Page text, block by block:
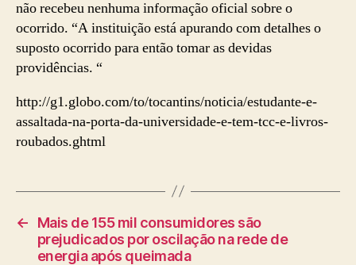
não recebeu nenhuma informação oficial sobre o
ocorrido. “A instituição está apurando com detalhes o
suposto ocorrido para então tomar as devidas
providências. “
http://g1.globo.com/to/tocantins/noticia/estudante-e-
assaltada-na-porta-da-universidade-e-tem-tcc-e-livros-
roubados.ghtml
←
Mais de 155 mil consumidores são
prejudicados por oscilação na rede de
energia após queimada